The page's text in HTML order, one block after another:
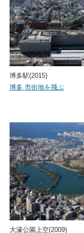
博多駅(2015)
博多,市街地を飛ぶ
大濠公園上空(2009)